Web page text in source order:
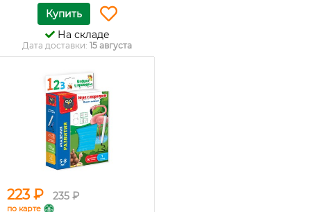
Купить
На складе
Дата доставки: 15 августа
223 ₽ 235 ₽
по карте